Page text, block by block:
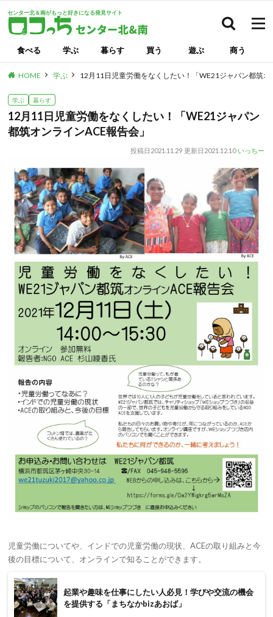
センター北＆南がもっと好きになる発見サイト
食べる 学ぶ 暮らす 買う 遊ぶ 商う
HOME 学ぶ 12月11日児童労働をなくしたい！「WE21ジャパン都筑オ
学ぶ 暮らす
12月11日児童労働をなくしたい！「WE21ジャパン
都筑オンラインACE報告会」
投稿日 2021.11.29 更新日 2021.12.10 いっちー
児童労働についてや、インドでの児童労働の現状、ACEの取り組みと今
後の目標について、オンラインで知ることができます。
起業や趣味を仕事にしたい人必見！学びや交流の機会
を提供する「まちなかbizあおば」